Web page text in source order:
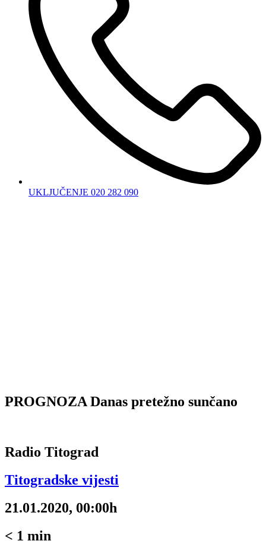
UKLJUČENJE 020 282 090
PROGNOZA Danas pretežno sunčano
Radio Titograd
Titogradske vijesti
21.01.2020, 00:00h
< 1 min